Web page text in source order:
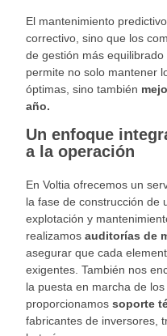
El mantenimiento
correctivo, sino que los
de gestión más
permite no solo mantener
óptimas, sino también
año.
Un enfoque
a la operación
En Voltia ofrecemos un
la fase de construcción de
explotación y
realizamosauditorías de
asegurar que cada
exigentes. También nos
la puesta en marcha de
proporcionamossoporte
fabricantes de inversores,